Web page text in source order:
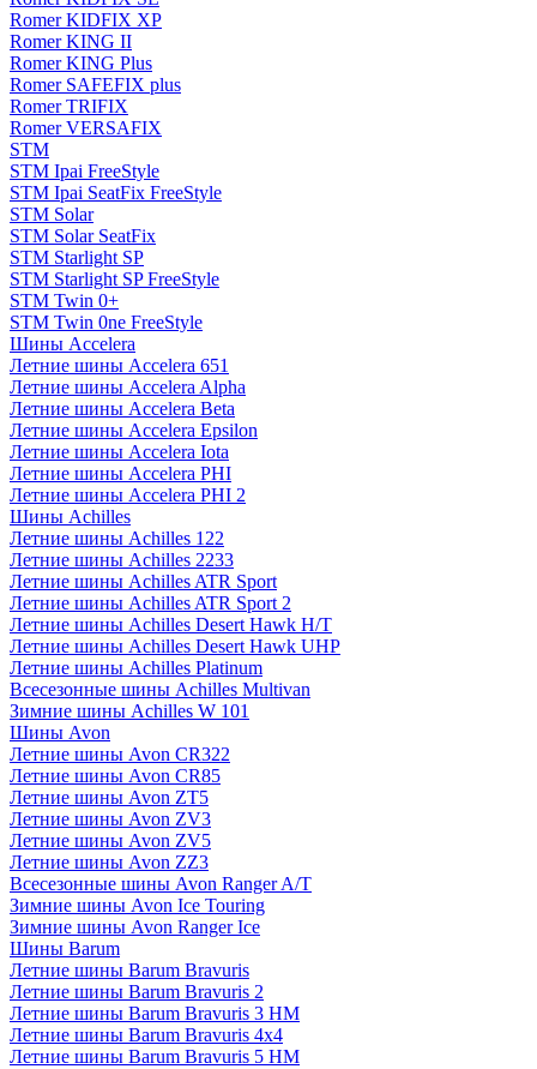
Romer KIDFIX XP
Romer KING II
Romer KING Plus
Romer SAFEFIX plus
Romer TRIFIX
Romer VERSAFIX
STM
STM Ipai FreeStyle
STM Ipai SeatFix FreeStyle
STM Solar
STM Solar SeatFix
STM Starlight SP
STM Starlight SP FreeStyle
STM Twin 0+
STM Twin 0ne FreeStyle
Шины Accelera
Летние шины Accelera 651
Летние шины Accelera Alpha
Летние шины Accelera Beta
Летние шины Accelera Epsilon
Летние шины Accelera Iota
Летние шины Accelera PHI
Летние шины Accelera PHI 2
Шины Achilles
Летние шины Achilles 122
Летние шины Achilles 2233
Летние шины Achilles ATR Sport
Летние шины Achilles ATR Sport 2
Летние шины Achilles Desert Hawk H/T
Летние шины Achilles Desert Hawk UHP
Летние шины Achilles Platinum
Всесезонные шины Achilles Multivan
Зимние шины Achilles W 101
Шины Avon
Летние шины Avon CR322
Летние шины Avon CR85
Летние шины Avon ZT5
Летние шины Avon ZV3
Летние шины Avon ZV5
Летние шины Avon ZZ3
Всесезонные шины Avon Ranger A/T
Зимние шины Avon Ice Touring
Зимние шины Avon Ranger Ice
Шины Barum
Летние шины Barum Bravuris
Летние шины Barum Bravuris 2
Летние шины Barum Bravuris 3 HM
Летние шины Barum Bravuris 4х4
Летние шины Barum Bravuris 5 HM